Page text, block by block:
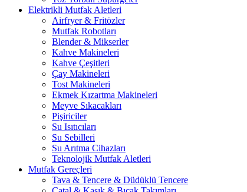
Elektrikli Mutfak Aletleri
Airfryer & Fritözler
Mutfak Robotları
Blender & Mikserler
Kahve Makineleri
Kahve Çeşitleri
Çay Makineleri
Tost Makineleri
Ekmek Kızartma Makineleri
Meyve Sıkacakları
Pişiriciler
Su Isıtıcıları
Su Sebilleri
Su Arıtma Cihazları
Teknolojik Mutfak Aletleri
Mutfak Gereçleri
Tava & Tencere & Düdüklü Tencere